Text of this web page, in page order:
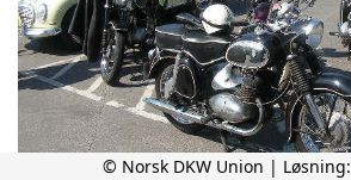
© Norsk DKW Union | Løsning: